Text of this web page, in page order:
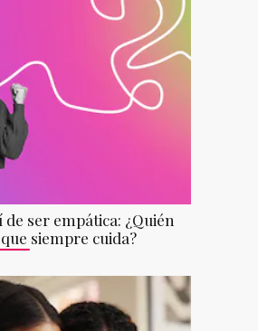
ser empática: ¿Quién
siempre cuida?